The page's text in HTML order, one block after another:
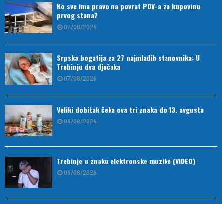
Ko sve ima pravo na povrat PDV-a za kupovinu
prvog stana?
07/08/2026
Srpska bogatija za 27 najmlađih stanovnika: U
Trebinju dva dječaka
07/08/2026
Veliki dobitak čeka ova tri znaka do 13. avgusta
06/08/2026
Trebinje u znaku elektronske muzike (VIDEO)
06/08/2026